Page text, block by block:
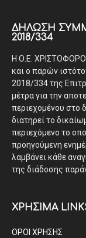
ΔΉΛΩΣΗ
2018/334
Η Ο.Ε.
και ο παρών
2018/334 της
μέτρα για την
περιεχομένου στο
διατηρεί το
περιεχόμενο το
προηγούμενη
λαμβάνει κάθε
της διάδοσης
ΧΡΗΣΙΜΑ
ΟΡΟΙ ΧΡΗΣΗΣ